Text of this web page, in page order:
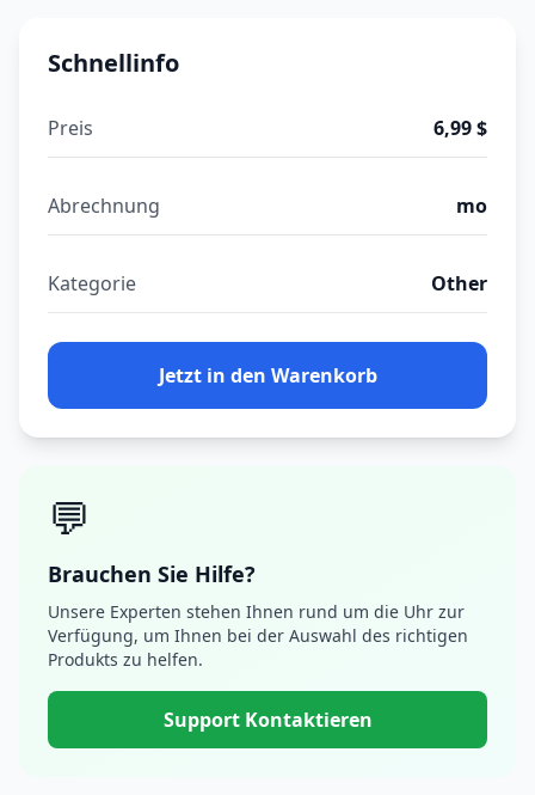
Schnellinfo
Preis 6,99 $
Abrechnung mo
Kategorie Other
Jetzt in den Warenkorb
💬
Brauchen Sie Hilfe?
Unsere Experten stehen Ihnen rund um die Uhr zur
Verfügung, um Ihnen bei der Auswahl des richtigen
Produkts zu helfen.
Support Kontaktieren